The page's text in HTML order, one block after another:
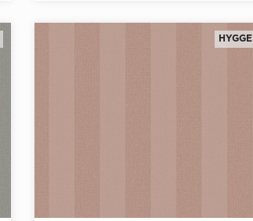
HYGGE